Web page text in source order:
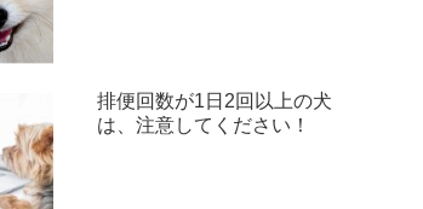
排便回数が1日2回以上の犬
は、注意してください！